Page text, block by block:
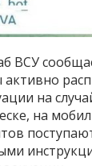
ВСУ
активно
на
на